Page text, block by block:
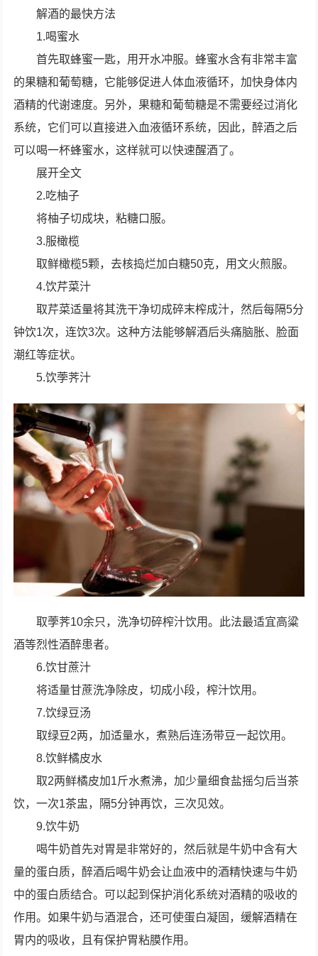
解酒的最快方法
1.喝蜜水
首先取蜂蜜一匙，用开水冲服。蜂蜜水含有非常丰富
的果糖和葡萄糖，它能够促进人体血液循环，加快身体内
酒精的代谢速度。另外，果糖和葡萄糖是不需要经过消化
系统，它们可以直接进入血液循环系统，因此，醉酒之后
可以喝一杯蜂蜜水，这样就可以快速醒酒了。
展开全文
2.吃柚子
将柚子切成块，粘糖口服。
3.服橄榄
取鲜橄榄5颗，去核捣烂加白糖50克，用文火煎服。
4.饮芹菜汁
取芹菜适量将其洗干净切成碎末榨成汁，然后每隔5分
钟饮1次，连饮3次。这种方法能够解酒后头痛脑胀、脸面
潮红等症状。
5.饮荸荠汁
取荸荠10余只，洗净切碎榨汁饮用。此法最适宜高粱
酒等烈性酒醉患者。
6.饮甘蔗汁
将适量甘蔗洗净除皮，切成小段，榨汁饮用。
7.饮绿豆汤
取绿豆2两，加适量水，煮熟后连汤带豆一起饮用。
8.饮鲜橘皮水
取2两鲜橘皮加1斤水煮沸，加少量细食盐摇匀后当茶
饮，一次1茶盅，隔5分钟再饮，三次见效。
9.饮牛奶
喝牛奶首先对胃是非常好的，然后就是牛奶中含有大
量的蛋白质，醉酒后喝牛奶会让血液中的酒精快速与牛奶
中的蛋白质结合。可以起到保护消化系统对酒精的吸收的
作用。如果牛奶与酒混合，还可使蛋白凝固，缓解酒精在
胃内的吸收，且有保护胃粘膜作用。